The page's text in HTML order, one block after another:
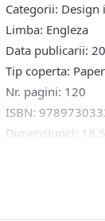
Interior
Photography
de
Sabin
Prodan
Categorii: Design
Limba: Engleza
Data publicarii:
Tip coperta:
Nr. pagini: 120
ISBN:
Dimensiuni:l: